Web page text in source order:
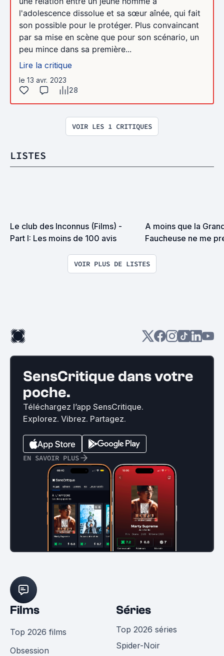
l'adolescence dissolue et sa sœur aînée, qui fait
son possible pour le protéger. Plus convaincant
par sa mise en scène que pour son scénario, un
peu mince dans sa première...
Lire la critique
le 13 avr. 2023
28
VOIR LES 1 CRITIQUES
LISTES
Le club des Inconnus (Films) -
Part I: Les moins de 100 avis
A moins que la
Faucheuse ne me
VOIR PLUS DE LISTES
SensCritique dans votre
poche.
Téléchargez l’app SensCritique.
Explorez. Vibrez. Partagez.
EN SAVOIR PLUS
Films
Top 2026 films
Obsession
Séries
Top 2026 séries
Spider-Noir